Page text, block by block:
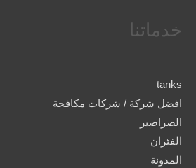
خدماتنا
tanks
افضل شركة / شركات مكافحة
الصراصير
الفئران
المدونة